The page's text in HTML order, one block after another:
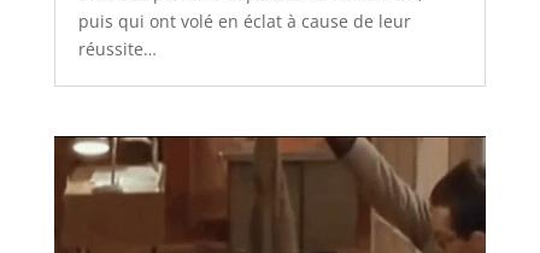
puis qui ont volé en éclat à cause de leur
réussite…